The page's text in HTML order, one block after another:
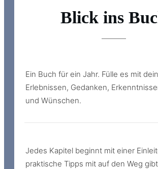
Blick ins
Ein Buch für ein Jahr. Fülle es mit
Erlebnissen, Gedanken,
und Wünschen.
Jedes Kapitel beginnt mit einer
praktische Tipps mit auf den Weg